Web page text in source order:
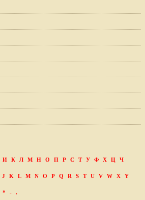
И К Л М Н О П Р С Т У Ф Х Ц
Ч
J K L M N O P Q R S T U V W X
Y
* - .